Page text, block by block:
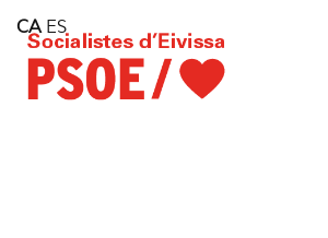
Consell Insular d'Eivissa
Services
Contact
CA ES